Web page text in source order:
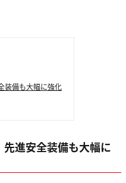
装備も大幅に強化
進安全装備も大幅に